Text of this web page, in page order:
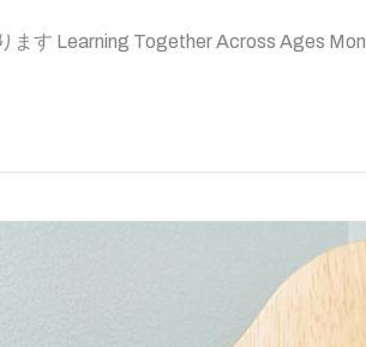
す Learning Together Across Ages Mon